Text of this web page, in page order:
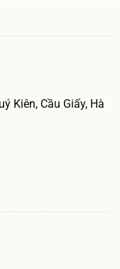
Kiên, Cầu Giấy, Hà